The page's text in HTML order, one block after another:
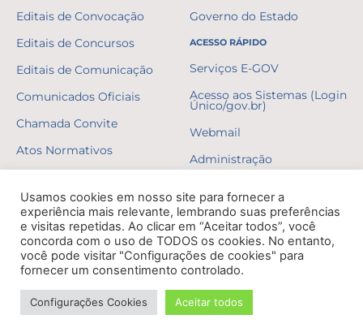
Editais de Convocação
Editais de Concursos
Editais de Comunicação
Comunicados Oficiais
Chamada Convite
Atos Normativos
Gabaritos
Formulários
Erratas
Governo do Estado
ACESSO RÁPIDO
Serviços E-GOV
Acesso aos Sistemas (Login
Único/gov.br)
Webmail
Administração
Usamos cookies em nosso site para fornecer a
experiência mais relevante, lembrando suas preferências
e visitas repetidas. Ao clicar em “Aceitar todos”, você
concorda com o uso de TODOS os cookies. No entanto,
você pode visitar "Configurações de cookies" para
fornecer um consentimento controlado.
Configurações Cookies Aceitar todos